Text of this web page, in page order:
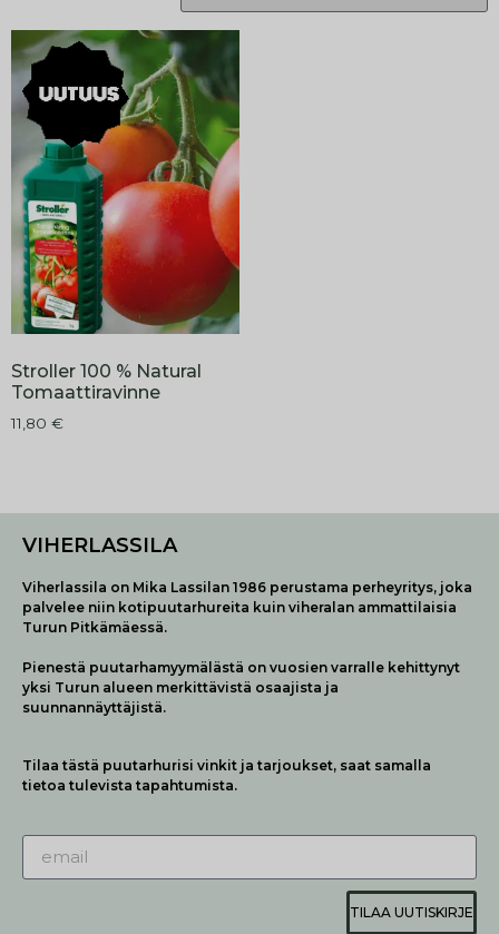
Stroller 100 % Natural
Tomaattiravinne
11,80 €
VIHERLASSILA
Viherlassila on Mika Lassilan 1986 perustama perheyritys, joka
palvelee niin kotipuutarhureita kuin viheralan ammattilaisia
Turun Pitkämäessä.
Pienestä puutarhamyymälästä on vuosien varralle kehittynyt
yksi Turun alueen merkittävistä osaajista ja
suunnannäyttäjistä.
Tilaa tästä puutarhurisi vinkit ja tarjoukset, saat samalla
tietoa tulevista tapahtumista.
TILAA UUTISKIRJE